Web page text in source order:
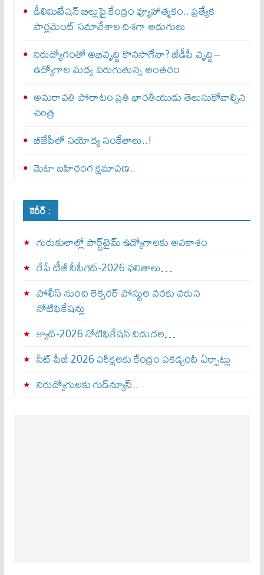
డీలిమిటేషన్ బిల్లుపై కేంద్రం వ్యూహాత్మకం.. ప్రత్యేక
పార్లమెంట్ సమావేశాల దిశగా అడుగులు
నిరుద్యోగంతో అభివృద్ధి కొనసాగేనా? జీడీపీ వృద్ధి–
ఉద్యోగాల మధ్య పెరుగుతున్న అంతరం
అమరావతి పోరాటం ప్రతి భారతీయుడు తెలుసుకోవాల్సిన
చరిత్ర
బీజేపీలో సయోధ్య సంకేతాలు..!
మెటా బ‌హిరంగ క్షమాపణ..
కెరీర్ :
గురుకులాల్లో పార్ట్‌టైమ్ ఉద్యోగాలకు అవకాశం
రేపే టీజీ సీపీగెట్‌-2026 ఫలితాలు…
పోలీస్ నుంచి లెక్చరర్ పోస్టుల వరకు వరుస
నోటిఫికేషన్లు
క్యాట్-2026 నోటిఫికేషన్ విడుదల…
నీట్-పీజీ 2026 పరీక్షలకు కేంద్రం పకడ్బందీ ఏర్పాట్లు
నిరుద్యోగులకు గుడ్‌న్యూస్..